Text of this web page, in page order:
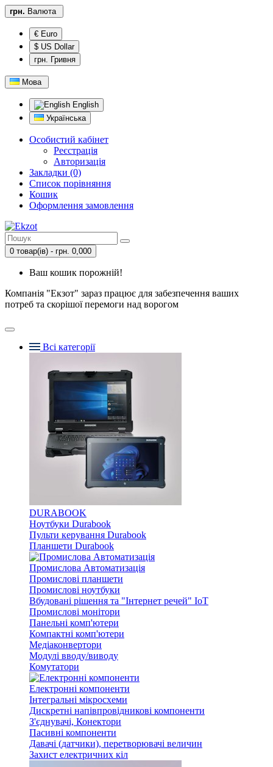
грн. Валюта
€ Euro
$ US Dollar
грн. Гривня
Мова
English
Українська
Особистий кабінет
Реєстрація
Авторизація
Закладки (0)
Список порівняння
Кошик
Оформлення замовлення
0 товар(ів) - грн. 0,000
Ваш кошик порожній!
Компанія "Екзот" зараз працює для забезпечення ваших
потреб та скорішої перемоги над ворогом
Всі категорії
DURABOOK
Ноутбуки Durabook
Пульти керування Durabook
Планшети Durabook
Промислова Автоматизація
Промислові планшети
Промислові ноутбуки
Вбудовані рішення та "Інтернет речей" IoT
Промислові монітори
Панельні комп'ютери
Компактні комп'ютери
Медіаконвертори
Модулі вводу/виводу
Комутатори
Електронні компоненти
Інтегральні мікросхеми
Дискретні напівпровідникові компоненти
З'єднувачі, Конектори
Пасивні компоненти
Давачі (датчики), перетворювачі величин
Захист електричних кіл